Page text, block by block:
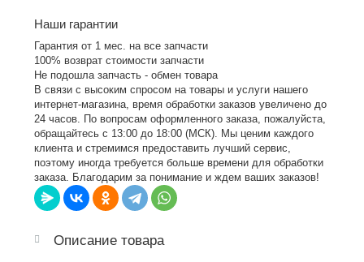
Наши гарантии
Гарантия от 1 мес. на все запчасти
100% возврат стоимости запчасти
Не подошла запчасть - обмен товара
В связи с высоким спросом на товары и услуги нашего
интернет-магазина, время обработки заказов увеличено до
24 часов. По вопросам оформленного заказа, пожалуйста,
обращайтесь с 13:00 до 18:00 (МСК). Мы ценим каждого
клиента и стремимся предоставить лучший сервис,
поэтому иногда требуется больше времени для обработки
заказа. Благодарим за понимание и ждем ваших заказов!
Описание товара